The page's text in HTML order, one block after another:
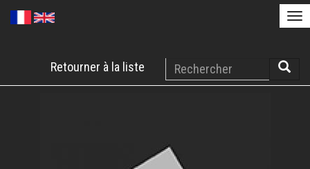
contenu
Retourner à la liste
Rechercher